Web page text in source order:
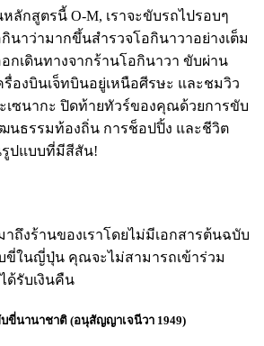
ลักสูตรนี้ O-M, เราจะขับรถไปรอบๆ
นาว่ามากขึ้นสำรวจโอกินาวาอย่างเต็ม
กเดินทางจากร้านโอกินาวา ขับผ่าน
องบินเจ็ทบินอยู่เหนือศีรษะ และชมวิว
เซนากะ ปิดท้ายทัวร์ของคุณด้วยการขับ
นธรรมท้องถิ่น การช็อปปิ้ง และชีวิต
ปแบบที่มีสีสัน!
ถึงร้านของเราโดยไม่มีเอกสารต้นฉบับ
ขี่ในญี่ปุ่น คุณจะไม่สามารถเข้าร่วม
ด้รับเงินคืน
ขี่นานาชาติ (อนุสัญญาเจนีวา 1949)